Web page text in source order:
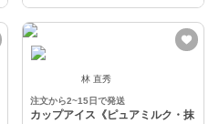
林 直秀
注文から2~15日で発送
カップアイス《ピュアミルク・抹